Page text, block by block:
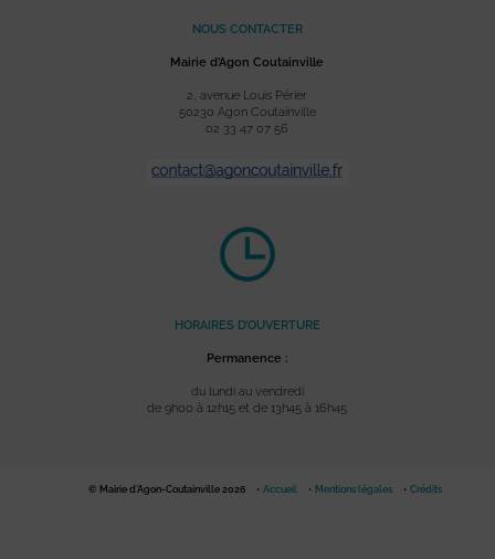
NOUS CONTACTER
Mairie d’Agon Coutainville
2, avenue Louis Périer
50230 Agon Coutainville
02 33 47 07 56
HORAIRES D’OUVERTURE
Permanence :
du lundi au vendredi
de 9h00 à 12h15 et de 13h45 à 16h45
© Mairie d'Agon-Coutainville 2026 Accueil Mentions légales Crédits